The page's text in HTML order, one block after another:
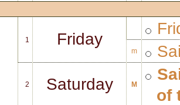
1 Friday
m
2 Saturday M
of